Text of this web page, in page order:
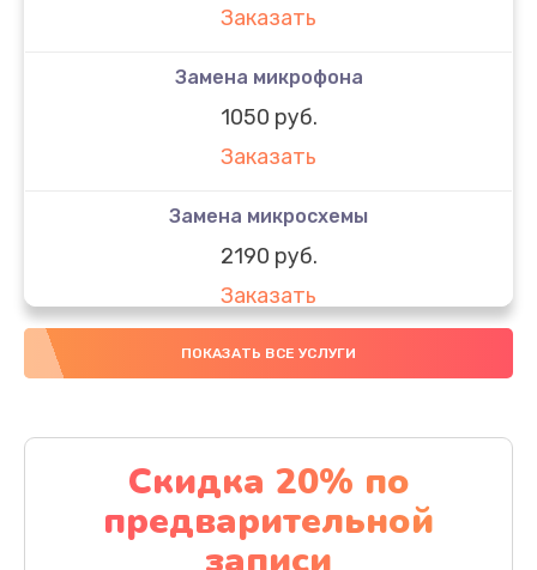
Заказать
Замена микрофона
1050 руб.
Заказать
Замена микросхемы
2190 руб.
Заказать
Замена передней камеры
Заказать
Замена полифонического динамика
390 руб.
ПОКАЗАТЬ ВСЕ УСЛУГИ
Скидка 20% по
предварительной